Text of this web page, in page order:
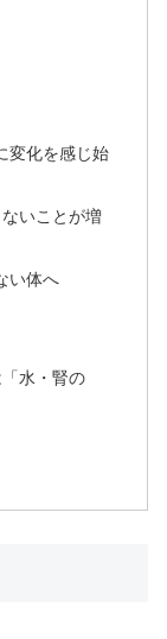
変化を感じ始
いことが増
い体へ
水・腎の